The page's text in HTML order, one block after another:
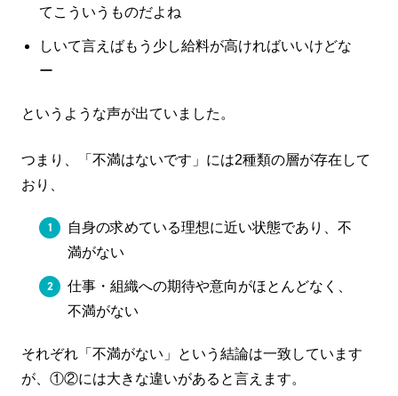
てこういうものだよね
しいて言えばもう少し給料が高ければいいけどな
ー
というような声が出ていました。
つまり、「不満はないです」には2種類の層が存在して
おり、
自身の求めている理想に近い状態であり、不
満がない
仕事・組織への期待や意向がほとんどなく、
不満がない
それぞれ「不満がない」という結論は一致しています
が、①②には大きな違いがあると言えます。